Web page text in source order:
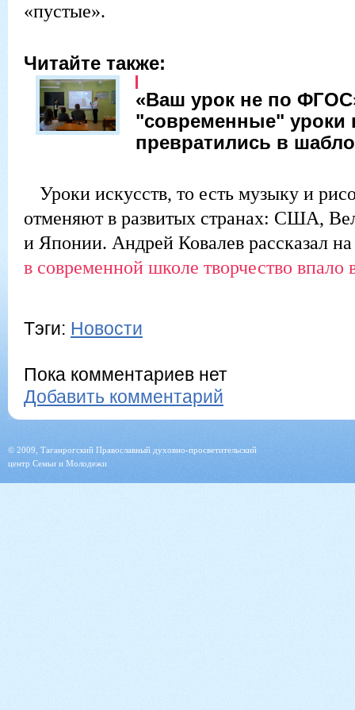
«пустые».
Читайте также:
«Ваш урок не по
"современные" уроки
превратились в
Уроки искусств, то есть музыку и
отменяют в развитых странах: США,
и Японии. Андрей Ковалев рассказал
в современной школе творчество впало
Тэги: Новости
Пока комментариев нет
Добавить комментарий
© 2009, Таганрогский Православный духовно-просветительский
центр Семьи и Молодежи